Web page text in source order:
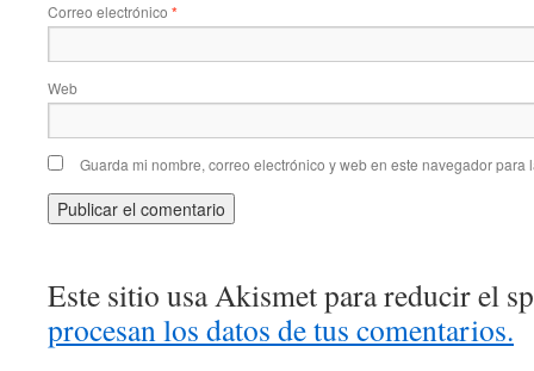
Correo electrónico *
Web
Guarda mi nombre, correo electrónico y web en este navegador para
Este sitio usa Akismet para reducir el
procesan los datos de tus comentarios.